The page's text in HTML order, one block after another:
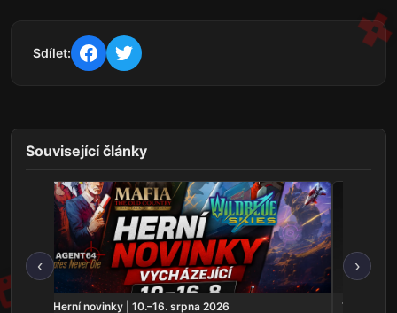
Sdílet:
Související články
‹
Herní novinky | 10.–16. srpna 2026 THQ
›